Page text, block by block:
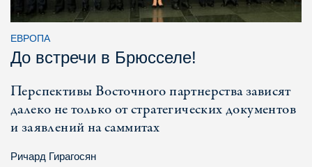
ЕВРОПА
До встречи в Брюсселе!
Перспективы Восточного партнерства зависят
далеко не только от стратегических документов
и заявлений на саммитах
Ричард Гирагосян